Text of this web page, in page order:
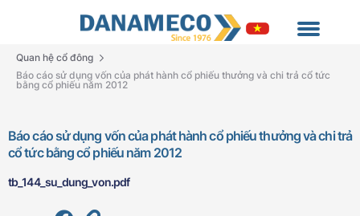
Quan hệ cổ đông
Báo cáo sử dụng vốn của phát hành cổ phiếu thưởng và chi trả cổ tức
bằng cổ phiếu năm 2012
Báo cáo sử dụng vốn của phát hành cổ phiếu thưởng và chi trả
cổ tức bằng cổ phiếu năm 2012
tb_144_su_dung_von.pdf